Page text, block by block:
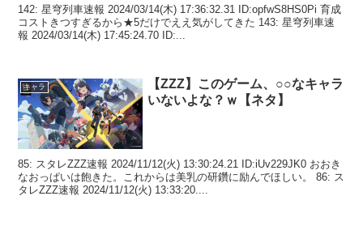
142: 星穹列車速報 2024/03/14(木) 17:36:32.31 ID:opfwS8HS0Pi 育成
コストきつすぎるから★5だけでええ気がしてきた 143: 星穹列車速
報 2024/03/14(木) 17:45:24.70 ID:...
キャラ
【ZZZ】このゲーム、○○なキャラ
いないよな？ｗ【ネタ】
85: スタレZZZ速報 2024/11/12(火) 13:30:24.21 ID:iUv229JK0 おおき
なおっぱいは飽きた。これからは美乳の研鑽に励んでほしい。 86: ス
タレZZZ速報 2024/11/12(火) 13:33:20....